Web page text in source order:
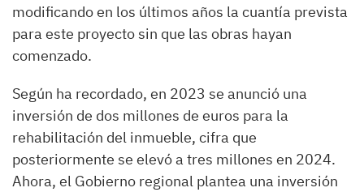
modificando en los últimos años la cuantía prevista
para este proyecto sin que las obras hayan
comenzado.
Según ha recordado, en 2023 se anunció una
inversión de dos millones de euros para la
rehabilitación del inmueble, cifra que
posteriormente se elevó a tres millones en 2024.
Ahora, el Gobierno regional plantea una inversión